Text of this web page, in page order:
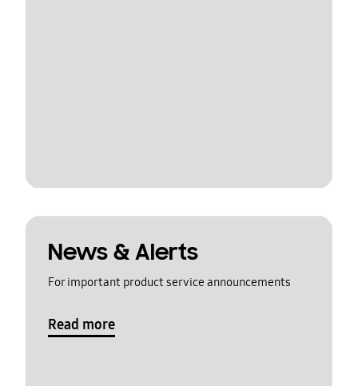
News & Alerts
For important product service announcements
Read more